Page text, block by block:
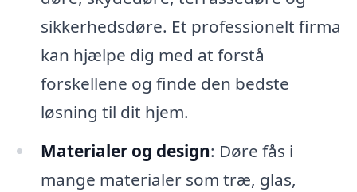
sikkerhedsdøre. Et professionelt firma
kan hjælpe dig med at forstå
forskellene og finde den bedste
løsning til dit hjem.
Materialer og design: Døre fås i
mange materialer som træ, glas,